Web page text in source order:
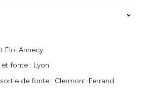
Eloi Annecy
fonte : Lyon
de fonte : Clermont-Ferrand